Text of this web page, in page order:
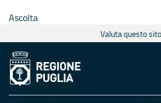
Ascolta
Valuta questo sito